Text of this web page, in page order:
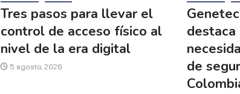
Tres pasos para llevar el
control de acceso físico al
nivel de la era digital
5 agosto, 2026
de